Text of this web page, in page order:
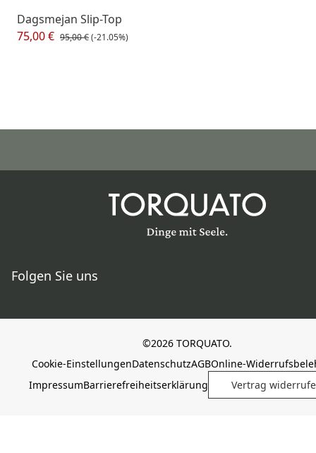
Dagsmejan Slip-Top
75,00 € 95,00 €(-21.05%)
Folgen Sie uns
©2026 TORQUATO.
Cookie-EinstellungenDatenschutzAGBOnline-
ImpressumBarrierefreiheitserklärung Vertrag